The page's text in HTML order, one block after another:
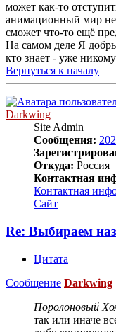
может как-то
анимационный мир
сможет что-то ещё
На самом деле Я
кто знает - уже
Вернуться к началу
Darkwing
Site Admin
Сообщения:
Откуда: Россия
Контактная
Контактная
Сайт
Re: Выбираем
Цитата
Сообщение Darkwing
Поролоновый
так или иначе